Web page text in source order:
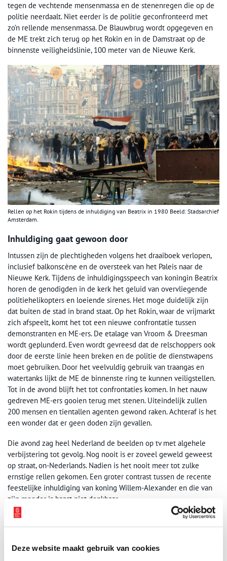
Deze website maakt gebruik van cookies
tegen de vechtende mensenmassa en de stenenregen die op de
politie neerdaalt. Niet eerder is de politie geconfronteerd met
zo’n rellende mensenmassa. De Blauwbrug wordt opgegeven en
de ME trekt zich terug op het Rokin en in de Damstraat op de
binnenste veiligheidslinie, 100 meter van de Nieuwe Kerk.
Rellen op het Rokin tijdens de inhuldiging van Beatrix in 1980 Beeld: Stadsarchief
Amsterdam.
Inhuldiging gaat gewoon door
Intussen zijn de plechtigheden volgens het draaiboek verlopen,
inclusief balkonscène en de oversteek van het Paleis naar de
Nieuwe Kerk. Tijdens de inhuldigingsspeech van koningin Beatrix
horen de genodigden in de kerk het geluid van overvliegende
politiehelikopters en loeiende sirenes. Het moge duidelijk zijn
dat buiten de stad in brand staat. Op het Rokin, waar de vrijmarkt
zich afspeelt, komt het tot een nieuwe confrontatie tussen
demonstranten en ME-ers. De etalage van Vroom & Dreesman
wordt geplunderd. Even wordt gevreesd dat de relschoppers ook
door de eerste linie heen breken en de politie de dienstwapens
moet gebruiken. Door het veelvuldig gebruik van traangas en
watertanks lijkt de ME de binnenste ring te kunnen veiligstellen.
Tot in de avond blijft het tot confrontaties komen. In het nauw
gedreven ME-ers gooien terug met stenen. Uiteindelijk zullen
200 mensen en tientallen agenten gewond raken. Achteraf is het
een wonder dat er geen doden zijn gevallen.
Die avond zag heel Nederland de beelden op tv met algehele
verbijstering tot gevolg. Nog nooit is er zoveel geweld geweest
op straat, on-Nederlands. Nadien is het nooit meer tot zulke
ernstige rellen gekomen. Een groter contrast tussen de recente
feestelijke inhuldiging van koning Willem-Alexander en die van
zijn moeder is haast niet denkbaar.